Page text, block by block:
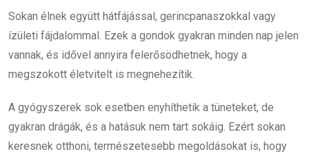
Sokan élnek együtt hátfájással, gerincpanaszokkal vagy
ízületi fájdalommal. Ezek a gondok gyakran minden nap jelen
vannak, és idővel annyira felerősödhetnek, hogy a
megszokott életvitelt is megnehezítik.
A gyógyszerek sok esetben enyhíthetik a tüneteket, de
gyakran drágák, és a hatásuk nem tart sokáig. Ezért sokan
keresnek otthoni, természetesebb megoldásokat is, hogy